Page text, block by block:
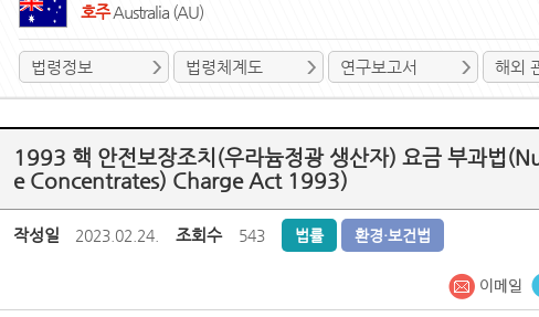
호주Australia (AU)
법령정보 법령체계도 연구보고서 해외
1993 핵 안전보장조치(우라늄정광 생산자) 요금 부과법
e Concentrates) Charge Act 1993)
작성일 2023.02.24. 조회수 543 법률 환경·보건법